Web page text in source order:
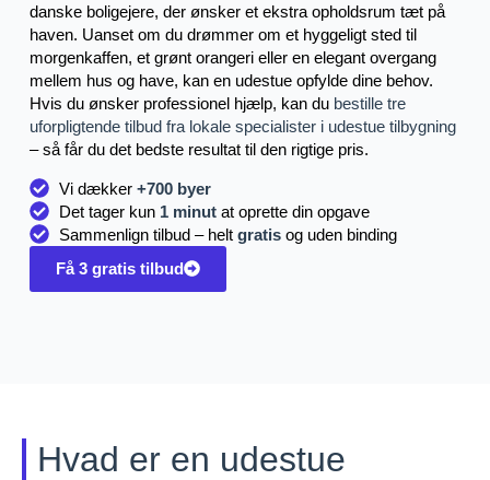
danske boligejere, der ønsker et ekstra opholdsrum tæt på
haven. Uanset om du drømmer om et hyggeligt sted til
morgenkaffen, et grønt orangeri eller en elegant overgang
mellem hus og have, kan en udestue opfylde dine behov.
Hvis du ønsker professionel hjælp, kan du bestille tre
uforpligtende tilbud fra lokale specialister i udestue tilbygning
– så får du det bedste resultat til den rigtige pris.
Vi dækker+700 byer
Det tager kun 1 minut at oprette din opgave
Sammenlign tilbud – heltgratis og uden binding
Få 3 gratis tilbud
Hvad er en udestue